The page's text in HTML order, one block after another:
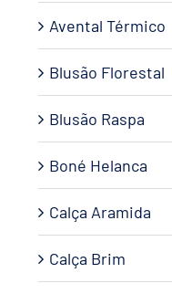
Avental Térmico
Blusão Florestal
Blusão Raspa
Boné Helanca
Calça Aramida
Calça Brim